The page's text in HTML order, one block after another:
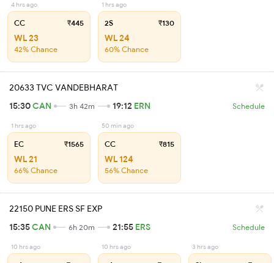
4 hrs ago
CC ₹445
WL 23
42% Chance
1 hrs ago
2S ₹130
WL 24
60% Chance
20633 TVC VANDEBHARAT
15:30CAN 3h 42m 19:12 ERN Schedule
1 hrs ago
EC ₹1565
WL 21
66% Chance
50 min ago
CC ₹815
WL 124
56% Chance
22150 PUNE ERS SF EXP
15:35CAN 6h 20m 21:55 ERS Schedule
10 hrs ago 10 hrs ago 3 hrs ago